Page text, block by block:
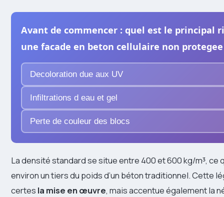
Avant de commencer : quel est le principal
une facade en beton cellulaire non protegee
Decoloration due aux UV
Infiltrations d eau et gel
Perte de couleur des blocs
La densité standard se situe entre 400 et 600 kg/m³, ce
environ un tiers du poids d’un béton traditionnel. Cette
certes la mise en œuvre, mais accentue également la